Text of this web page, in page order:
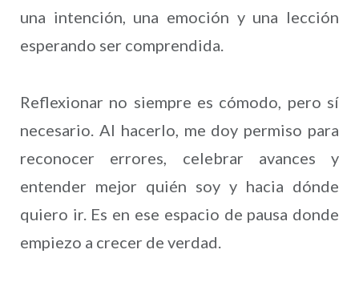
una intención, una emoción y una lección
esperando ser comprendida.
Reflexionar no siempre es cómodo, pero sí
necesario. Al hacerlo, me doy permiso para
reconocer errores, celebrar avances y
entender mejor quién soy y hacia dónde
quiero ir. Es en ese espacio de pausa donde
empiezo a crecer de verdad.